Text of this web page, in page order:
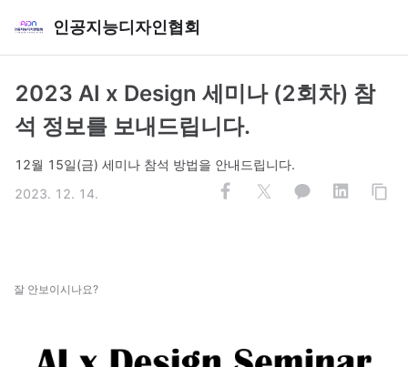
인공지능디자인협회
2023 AI x Design 세미나 (2회차) 참
석 정보를 보내드립니다.
12월 15일(금) 세미나 참석 방법을 안내드립니다.
2023. 12. 14.
잘 안보이시나요?